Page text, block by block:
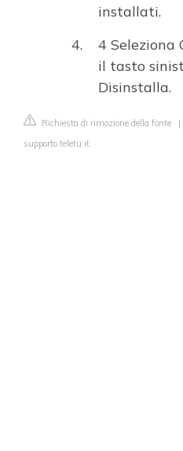
installati.
4 Seleziona
il tasto
Disinstalla.
Richiesta di rimozione della fonte |
supporto.teletu.it